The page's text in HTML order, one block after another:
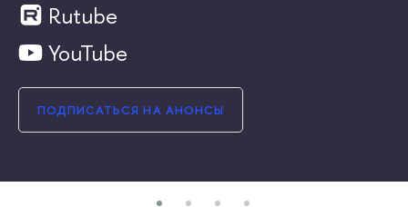
Rutube
YouTube
ПОДПИСАТЬСЯ НА АНОНСЫ